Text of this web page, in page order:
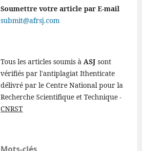
Soumettre votre article par E-mail
submit@afrsj.com
Tous les articles soumis à ASJ sont
vérifiés par l'antiplagiat Ithenticate
délivré par le Centre National pour la
Recherche Scientifique et Technique -
CNRST
Mots-clés